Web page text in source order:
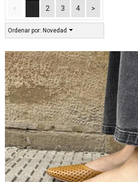
< 2 3 4 >
Ordenar por: Novedad